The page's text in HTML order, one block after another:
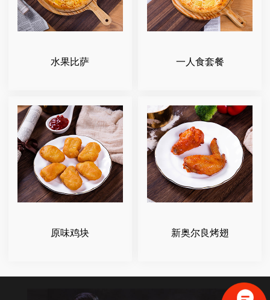
水果比萨 一人食套餐
原味鸡块 新奥尔良烤翅